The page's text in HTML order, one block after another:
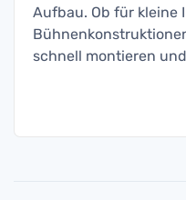
Aufbau. Ob für kleine
schnell montieren